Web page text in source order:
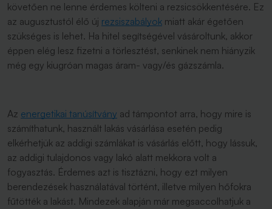
követően ne lenne érdemes költeni a rezsicsökkentésére. Ez
az augusztustól élő új rezsiszabályok miatt akár égetően
szükséges is lehet. Ha hitel segítségével vásároltunk, akkor
éppen elég lesz fizetni a törlesztést, senkinek nem hiányzik
még egy kiugróan magas áram- vagy/és gázszámla.
Az energetikai tanúsítvány ad támpontot arra, hogy mire is
számíthatunk, használt lakás vásárlása esetén pedig
elkérhetjük az addigi számlákat is vásárlás előtt, hogy lássuk,
az addigi tulajdonos vagy lakó alatt mekkora volt a
fogyasztás. Érdemes azt is tisztázni, hogy ezt milyen
berendezések használatával történt, illetve milyen hőfokra
fűtötték a lakást. Mindezek alapján már megsaccolhatjuk a